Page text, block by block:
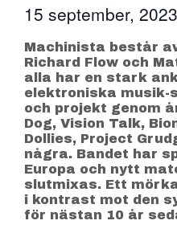
15 september, 2023
Machinista består
Richard Flow och
alla har en stark
elektroniska musik-
och projekt genom
Dog, Vision Talk,
Dollies, Project
några. Bandet har
Europa och nytt
slutmixas. Ett
i kontrast mot den
för nästan 10 år